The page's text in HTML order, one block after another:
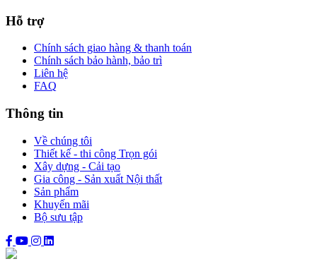
Hỗ trợ
Chính sách giao hàng & thanh toán
Chính sách bảo hành, bảo trì
Liên hệ
FAQ
Thông tin
Về chúng tôi
Thiết kế - thi công Trọn gói
Xây dựng - Cải tạo
Gia công - Sản xuất Nội thất
Sản phẩm
Khuyến mãi
Bộ sưu tập